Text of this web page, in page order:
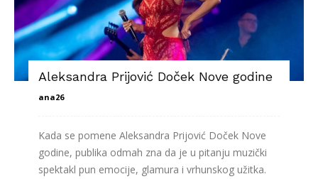
Aleksandra Prijović Doček Nove godine
ana26
Kada se pomene Aleksandra Prijović Doček Nove
godine, publika odmah zna da je u pitanju muzički
spektakl pun emocije, glamura i vrhunskog užitka.